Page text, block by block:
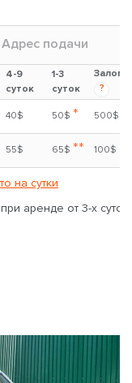
Адрес подачи
4-9
суток
1-3
суток
Залог
?
40$ 50$ * 500$
55$ 65$ ** 100$
на сутки
аренде от 3-х суток